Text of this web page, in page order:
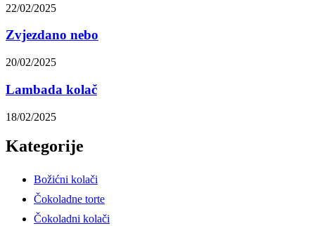
22/02/2025
Zvjezdano nebo
20/02/2025
Lambada kolač
18/02/2025
Kategorije
Božićni kolači
Čokoladne torte
Čokoladni kolači